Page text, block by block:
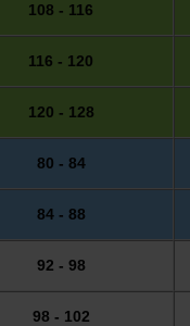
108 - 116
116 - 120
120 - 128
80 - 84
84 - 88
92 - 98
98 - 102